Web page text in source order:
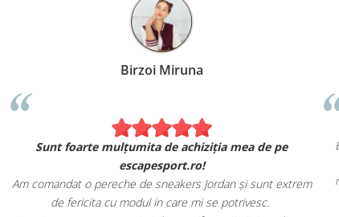
Birzoi Miruna
Sunt foarte mulțumita de achiziția mea de pe
escapesport.ro!
Am comandat o pereche de sneakers Jordan și sunt extrem
de fericita cu modul in care mi se potrivesc.